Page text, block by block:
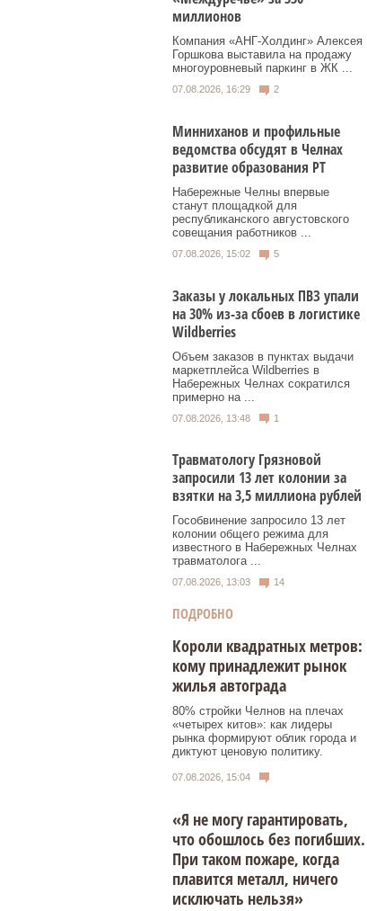
миллионов
Компания «АНГ-Холдинг» Алексея
Горшкова выставила на продажу
многоуровневый паркинг в ЖК ...
07.08.2026, 16:29 2
Минниханов и профильные
ведомства обсудят в Челнах
развитие образования РТ
Набережные Челны впервые
станут площадкой для
республиканского августовского
совещания работников ...
07.08.2026, 15:02 5
Заказы у локальных ПВЗ упали
на 30% из-за сбоев в логистике
Wildberries
Объем заказов в пунктах выдачи
маркетплейса Wildberries в
Набережных Челнах сократился
примерно на ...
07.08.2026, 13:48 1
Травматологу Грязновой
запросили 13 лет колонии за
взятки на 3,5 миллиона рублей
Гособвинение запросило 13 лет
колонии общего режима для
известного в Набережных Челнах
травматолога ...
07.08.2026, 13:03 14
ПОДРОБНО
Короли квадратных метров:
кому принадлежит рынок
жилья автограда
80% стройки Челнов на плечах
«четырех китов»: как лидеры
рынка формируют облик города и
диктуют ценовую политику.
07.08.2026, 15:04
«Я не могу гарантировать,
что обошлось без погибших.
При таком пожаре, когда
плавится металл, ничего
исключать нельзя»